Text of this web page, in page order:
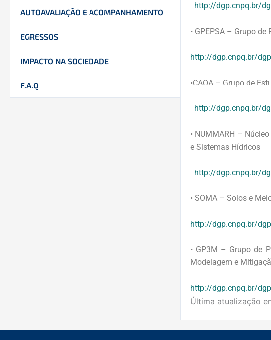
AUTOAVALIAÇÃO E ACOMPANHAMENTO
EGRESSOS
IMPACTO NA SOCIEDADE
F.A.Q
http://dgp.cnpq.br/
• GPEPSA – Grupo de
http://dgp.cnpq.br/
•CAOA – Grupo de
http://dgp.cnpq.br/
• NUMMARH –
e Sistemas Hídricos
http://dgp.cnpq.br/
• SOMA – Solos e
http://dgp.cnpq.br/
• GP3M – Grupo de
Modelagem e
http://dgp.cnpq.br/
Última atualização